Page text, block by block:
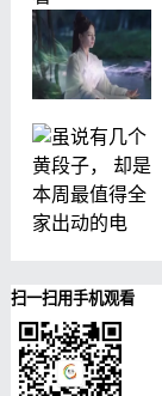
扫一扫用手机观看